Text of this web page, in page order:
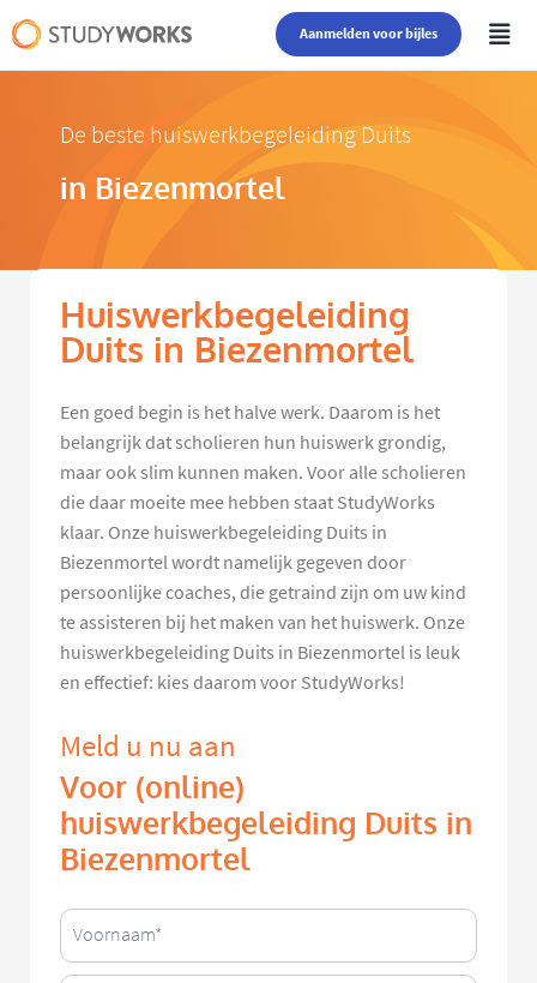
Aanmelden voor bijles
De beste huiswerkbegeleiding Duits
in Biezenmortel
Huiswerkbegeleiding
Duits in Biezenmortel
Een goed begin is het halve werk. Daarom is het
belangrijk dat scholieren hun huiswerk grondig,
maar ook slim kunnen maken. Voor alle scholieren
die daar moeite mee hebben staat StudyWorks
klaar. Onze huiswerkbegeleiding Duits in
Biezenmortel wordt namelijk gegeven door
persoonlijke coaches, die getraind zijn om uw kind
te assisteren bij het maken van het huiswerk. Onze
huiswerkbegeleiding Duits in Biezenmortel is leuk
en effectief: kies daarom voor StudyWorks!
Meld u nu aan
Voor (online)
huiswerkbegeleiding Duits in
Biezenmortel